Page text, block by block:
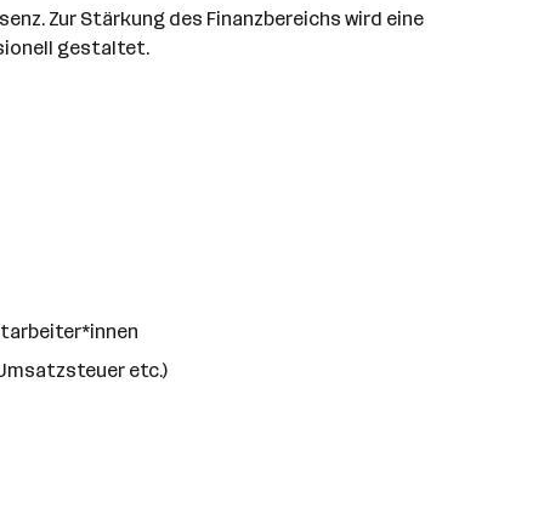
Zur Stärkung des Finanzbereichs wird eine
gestaltet.
etc.)